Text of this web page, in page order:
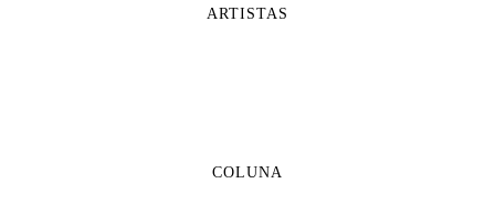
ARTISTAS
COLUNA